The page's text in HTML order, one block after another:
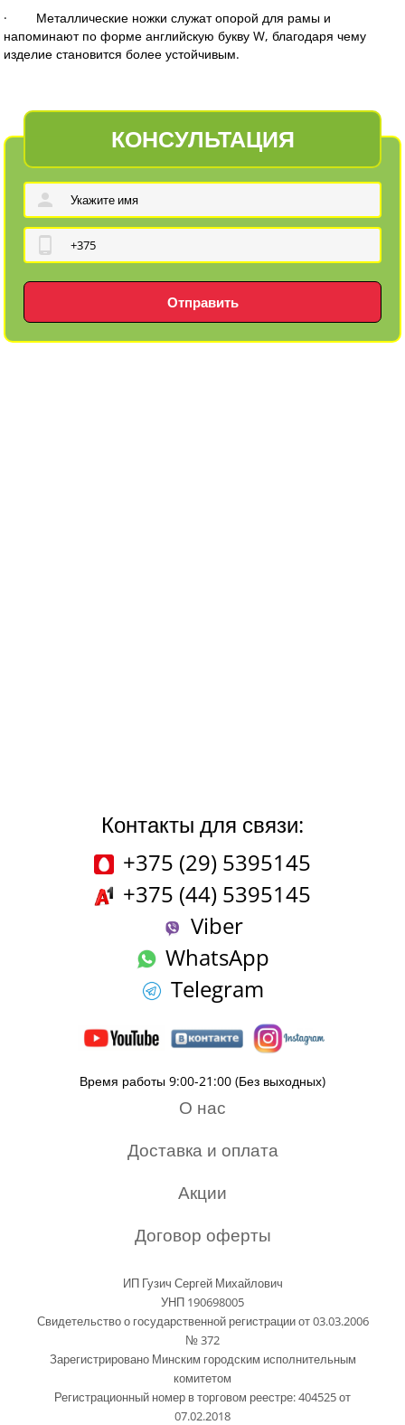
· Металлические ножки служат опорой для рамы и
напоминают по форме английскую букву W, благодаря чему
изделие становится более устойчивым.
КОНСУЛЬТАЦИЯ
Контакты для связи:
+375 (29) 5395145
+375 (44) 5395145
Viber
WhatsApp
Telegram
Время работы 9:00-21:00 (Без выходных)
О нас
Доставка и оплата
Акции
Договор оферты
ИП Гузич Сергей Михайлович
УНП 190698005
Свидетельство о государственной регистрации от 03.03.2006
№ 372
Зарегистрировано Минским городским исполнительным
комитетом
Регистрационный номер в торговом реестре: 404525 от
07.02.2018